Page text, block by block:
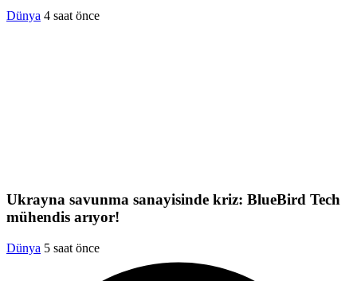
Dünya 4 saat önce
Ukrayna savunma sanayisinde kriz: BlueBird Tech
mühendis arıyor!
Dünya 5 saat önce